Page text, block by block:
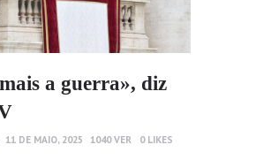
a guerra», diz
11 DE MAIO, 2025 1040VER 0 LIKES